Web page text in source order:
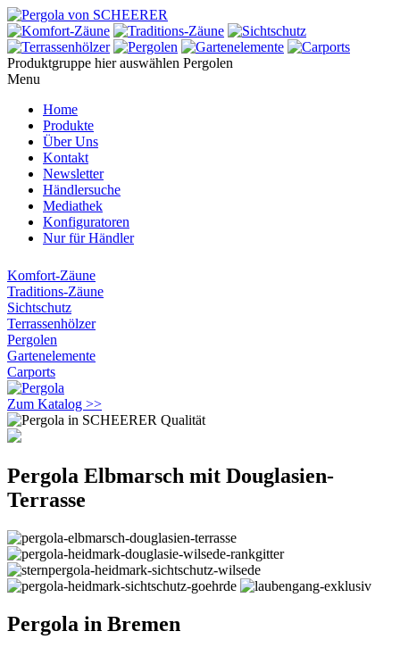
Produktgruppe hier auswählen Pergolen
Menu
Home
Produkte
Über Uns
Kontakt
Newsletter
Händlersuche
Mediathek
Konfiguratoren
Nur für Händler
Komfort-Zäune
Traditions-Zäune
Sichtschutz
Terrassenhölzer
Pergolen
Gartenelemente
Carports
Zum Katalog >>
Pergola Elbmarsch mit Douglasien-
Terrasse
Pergola in Bremen